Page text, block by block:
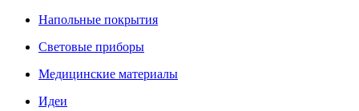
Напольные покрытия
Световые приборы
Медицинские материалы
Идеи